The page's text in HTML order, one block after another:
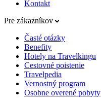
Kontakt
Pre zákazníkov
Časté otázky
Benefity
Hotely na Travelkingu
Cestovné poistenie
Travelpedia
Vernostný program
Osobne overené pobyty